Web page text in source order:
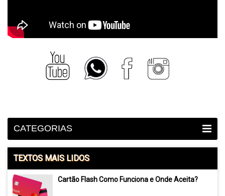
CATEGORIAS
TEXTOS MAIS LIDOS
Cartão Flash Como Funciona e Onde Aceita?